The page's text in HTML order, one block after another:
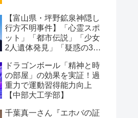
【富山県・坪野鉱泉神隠し
行方不明事件】「心霊スポ
ット」「都市伝説」「少女
2人遺体発見」「疑惑の3人
ドラゴンボール「精神と時
の部屋」の効果を実証！過
重力で運動習得能力向上
【中部大工学部】
千葉真一さん『エホバの証